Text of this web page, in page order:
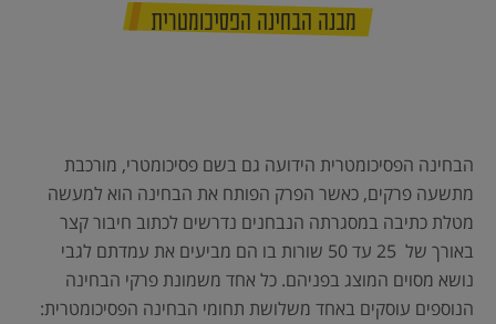
מבנה הבחינה הפסיכומטרית
הבחינה הפסיכומטרית הידועה גם בשם פסיכומטרי, מורכבת
מתשעה פרקים, כאשר הפרק הפותח את הבחינה הוא למעשה
מטלת כתיבה במסגרתה הנבחנים נדרשים לכתוב חיבור קצר
באורך של 25 עד 50 שורות בו הם מביעים את עמדתם לגבי
נושא מסוים המוצג בפניהם. כל אחד משמונת פרקי הבחינה
הנוספים עוסקים באחד משלושת תחומי הבחינה הפסיכומטרית: